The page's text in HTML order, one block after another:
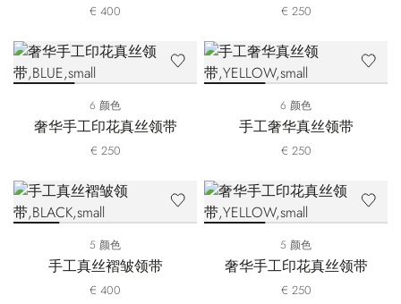
€ 400 € 250
6 颜色
奢华手工印花真丝领带
€ 250
6 颜色
手工奢华真丝领带
€ 250
5 颜色
手工真丝褶皱领带
€ 400
5 颜色
奢华手工印花真丝领带
€ 250